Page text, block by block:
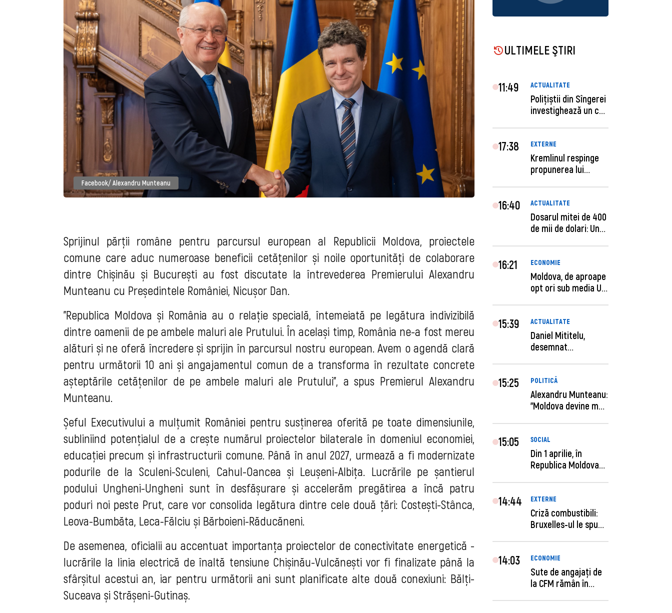
Facebook/ Alexandru Munteanu
Sprijinul părții române pentru parcursul european al Republicii Moldova, proiectele
comune care aduc numeroase beneficii cetățenilor și noile oportunități de colaborare
dintre Chișinău și București au fost discutate la întrevederea Premierului Alexandru
Munteanu cu Președintele României, Nicușor Dan.
"Republica Moldova și România au o relație specială, întemeiată pe legătura indivizibilă
dintre oamenii de pe ambele maluri ale Prutului. În același timp, România ne-a fost mereu
alături și ne oferă încredere și sprijin în parcursul nostru european. Avem o agendă clară
pentru următorii 10 ani și angajamentul comun de a transforma în rezultate concrete
așteptările cetățenilor de pe ambele maluri ale Prutului", a spus Premierul Alexandru
Munteanu.
Șeful Executivului a mulțumit României pentru susținerea oferită pe toate dimensiunile,
subliniind potențialul de a crește numărul proiectelor bilaterale în domeniul economiei,
educației precum și infrastructurii comune. Până în anul 2027, urmează a fi modernizate
podurile de la Sculeni-Sculeni, Cahul-Oancea și Leușeni-Albița. Lucrările pe șantierul
podului Ungheni-Ungheni sunt în desfășurare și accelerăm pregătirea a încă patru
poduri noi peste Prut, care vor consolida legătura dintre cele două țări: Costești-Stânca,
Leova-Bumbăta, Leca-Fălciu și Bărboieni-Răducăneni.
De asemenea, oficialii au accentuat importanța proiectelor de conectivitate energetică -
lucrările la linia electrică de înaltă tensiune Chișinău-Vulcănești vor fi finalizate până la
sfârșitul acestui an, iar pentru următorii ani sunt planificate alte două conexiuni: Bălți-
Suceava și Strășeni-Gutinaș.
ULTIMELE ŞTIRI
11:49 ACTUALITATE
Polițiștii din Sîngerei
investighează un caz
17:38 EXTERNE
Kremlinul respinge
propunerea lui
16:40 ACTUALITATE
Dosarul mitei de 400
de mii de dolari: Un
16:21 ECONOMIE
Moldova, de aproape
opt ori sub media UE
15:39 ACTUALITATE
Daniel Mititelu,
desemnat
15:25 POLITICĂ
Alexandru Munteanu:
"Moldova devine mai
15:05 SOCIAL
Din 1 aprilie, în
Republica Moldova
14:44 EXTERNE
Criză combustibili:
Bruxelles-ul le spune
14:03 ECONOMIE
Sute de angajaţi de
la CFM rămân în